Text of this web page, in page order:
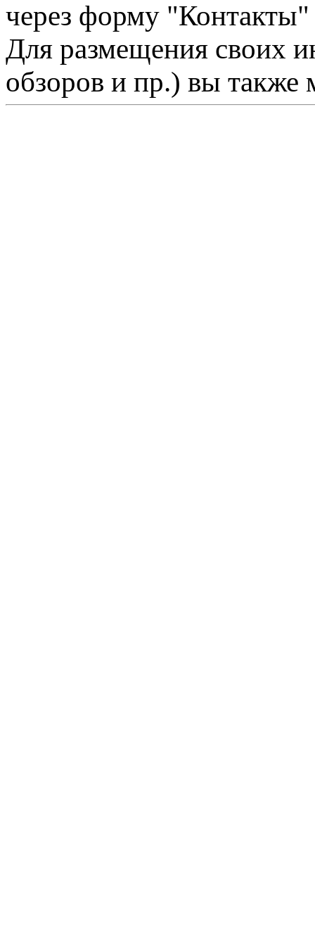
через форму "Контакты"
Для размещения своих
обзоров и пр.) вы также